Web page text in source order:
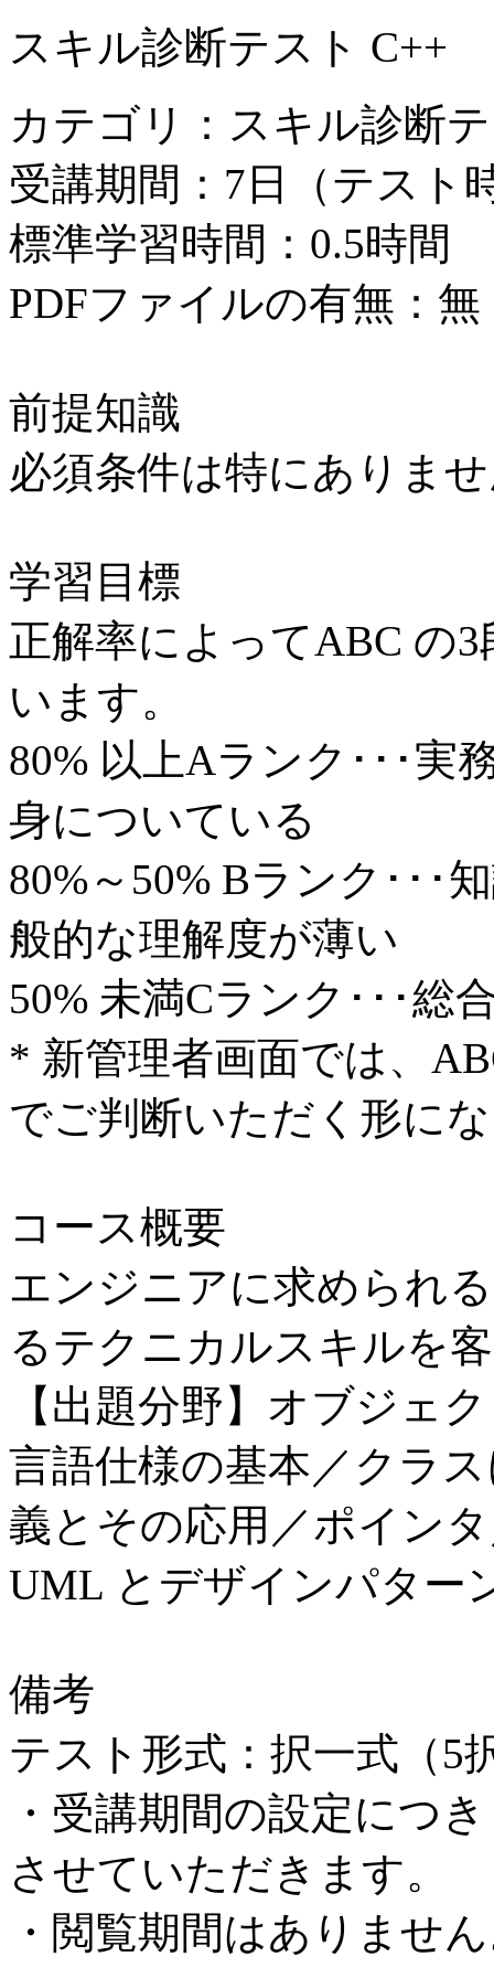
スキル診断テスト C++
カテゴリ：スキル診断
受講期間：7日（テスト
標準学習時間：0.5時間
PDFファイルの有無：無
前提知識
必須条件は特にありま
学習目標
正解率によってABC の
います。
80% 以上Aランク･･･実
身についている
80%～50% Bランク･･･
般的な理解度が薄い
50% 未満Cランク･･･総
* 新管理者画面では、
でご判断いただく形に
コース概要
エンジニアに求められ
るテクニカルスキルを
【出題分野】オブジェ
言語仕様の基本／クラ
義とその応用／ポイン
UML とデザインパター
備考
テスト形式：択一式（5
・受講期間の設定につ
させていただきます。
・閲覧期間はありませ